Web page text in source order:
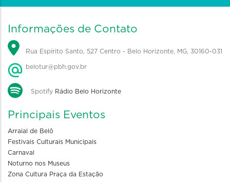
Informações de Contato
Rua Espírito Santo, 527 Centro - Belo Horizonte, MG, 30160-031
belotur@pbh.gov.br
Spotify Rádio Belo Horizonte
Principais Eventos
Arraial de Belô
Festivais Culturais Municipais
Carnaval
Noturno nos Museus
Zona Cultura Praça da Estação